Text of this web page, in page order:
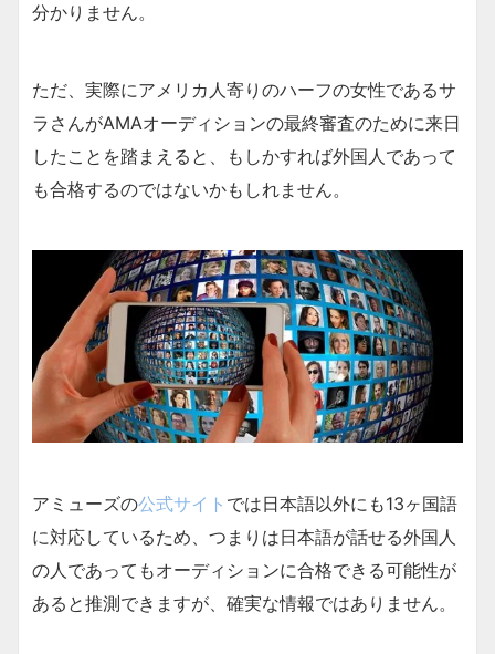
分かりません。
ただ、実際にアメリカ人寄りのハーフの女性であるサ
ラさんがAMAオーディションの最終審査のために来日
したことを踏まえると、もしかすれば外国人であって
も合格するのではないかもしれません。
アミューズの公式サイト では日本語以外にも13ヶ国語
に対応しているため、つまりは日本語が話せる外国人
の人であってもオーディションに合格できる可能性が
あると推測できますが、確実な情報ではありません。